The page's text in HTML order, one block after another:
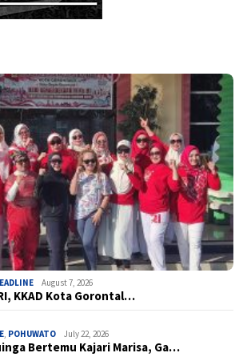
August 7, 2026
KKAD Kota Gorontal…
, POHUWATO July 22, 2026
Bertemu Kajari Marisa, Ga…